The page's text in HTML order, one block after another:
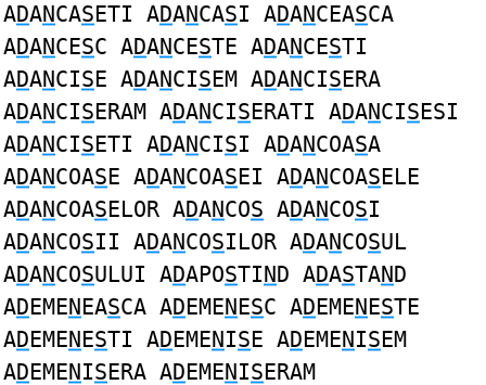
ADANCASETI ADANCASI ADANCEASCA
ADANCESC ADANCESTE ADANCESTI
ADANCISE ADANCISEM ADANCISERA
ADANCISERAM ADANCISERATI ADANCISESI
ADANCISETI ADANCISI ADANCOASA
ADANCOASE ADANCOASEI ADANCOASELE
ADANCOASELOR ADANCOS ADANCOSI
ADANCOSII ADANCOSILOR ADANCOSUL
ADANCOSULUI ADAPOSTIND ADASTAND
ADEMENEASCA ADEMENESC ADEMENESTE
ADEMENESTI ADEMENISE ADEMENISEM
ADEMENISERA ADEMENISERAM